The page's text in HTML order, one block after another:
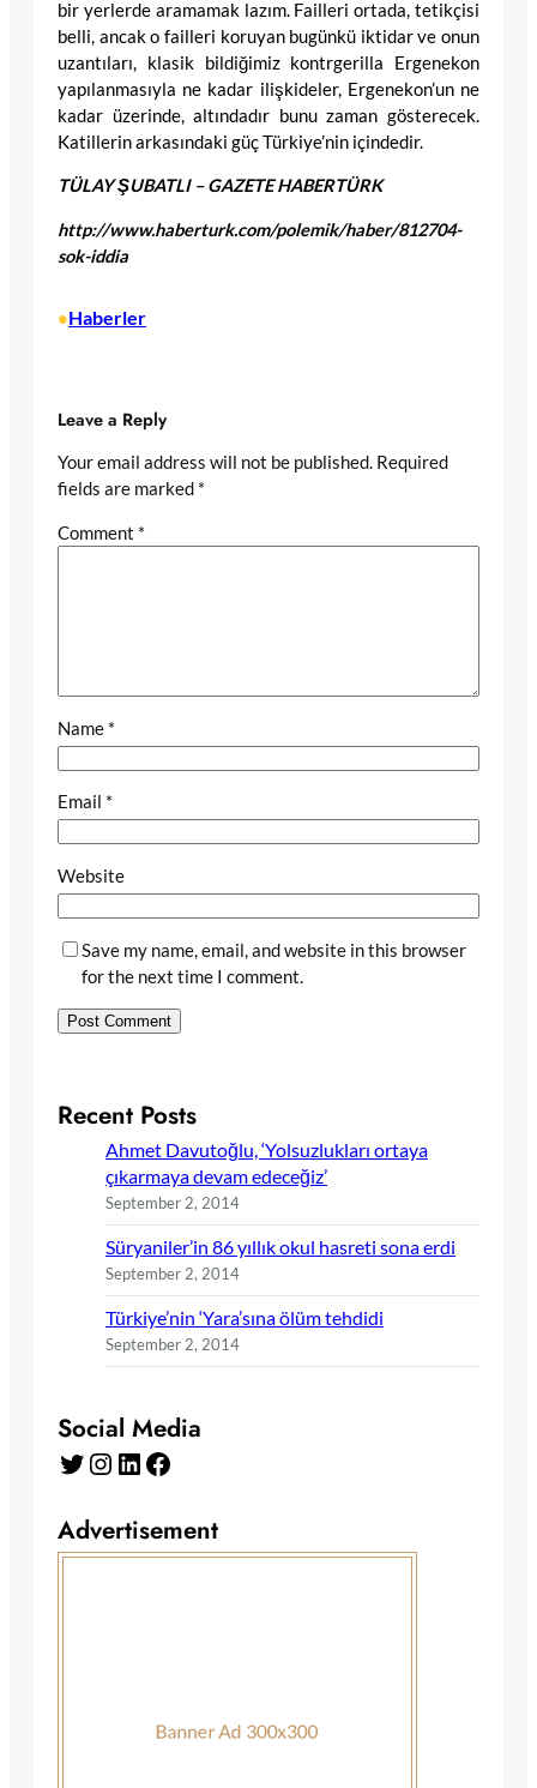
bir yerlerde aramamak lazım. Failleri ortada, tetikçisi
belli, ancak o failleri koruyan bugünkü iktidar ve onun
uzantıları, klasik bildiğimiz kontrgerilla Ergenekon
yapılanmasıyla ne kadar ilişkideler, Ergenekon’un ne
kadar üzerinde, altındadır bunu zaman gösterecek.
Katillerin arkasındaki güç Türkiye’nin içindedir.
TÜLAY ŞUBATLI – GAZETE HABERTÜRK
http://www.haberturk.com/polemik/haber/812704-
sok-iddia
•Haberler
Leave a Reply
Your email address will not be published. Required
fields are marked *
Comment *
Name *
Email *
Website
Save my name, email, and website in this browser
for the next time I comment.
Recent Posts
Ahmet Davutoğlu, ‘Yolsuzlukları ortaya
çıkarmaya devam edeceğiz’
September 2, 2014
Süryaniler’in 86 yıllık okul hasreti sona erdi
September 2, 2014
Türkiye’nin ‘Yara’sına ölüm tehdidi
September 2, 2014
Social Media
Twitter Instagram LinkedIn Facebook
Advertisement